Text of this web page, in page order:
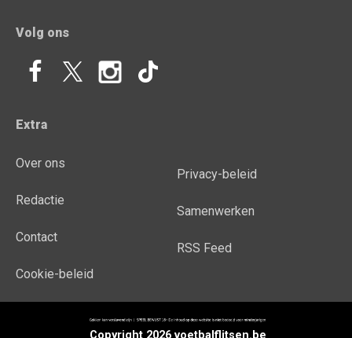
Volg ons
Extra
Over ons
Redactie
Contact
Cookie-beleid
Privacy-beleid
Samenwerken
RSS Feed
Copyright 2026 voetbalflitsen.be